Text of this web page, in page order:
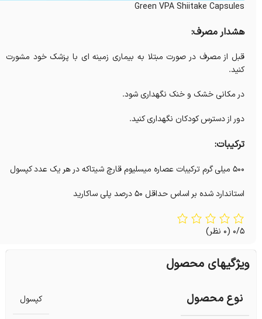
Green VPA Shiitake Capsules
هشدار مصرف:
قبل از مصرف در صورت مبتلا به بیماری زمینه ای با پزشک خود مشورت
کنید.
در مکانی خشک و خنک نگهداری شود.
دور از دسترس کودکان نگهداری کنید.
ترکیبات:
500 میلی گرم ترکیبات عصاره میسلیوم قارچ شیتاکه در هر یک عدد کپسول
استاندارد شده بر اساس حداقل 50 درصد پلی ساکارید
0/5 (0 نظر)
ویژگیهای محصول
نوع محصول کپسول